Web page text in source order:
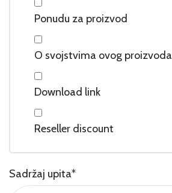
Ponudu za proizvod
O svojstvima ovog proizvoda
Download link
Reseller discount
Sadržaj upita*